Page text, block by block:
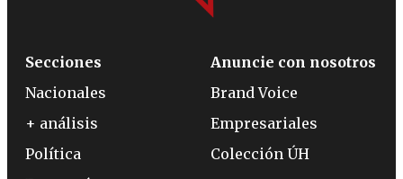
Secciones
Nacionales
+ análisis
Política
Anuncie con nosotros
Brand Voice
Empresariales
Colección ÚH